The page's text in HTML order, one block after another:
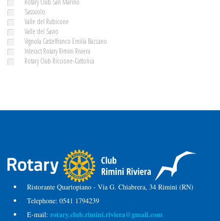
Sassuolo
Valle del Rubicone
Valle del Savio
Vignola Castelfranco Emilia Bazzano
Interact Rotary Rimini Riviera
Rotary Club Riccione-Cattolica
Ristorante Quartopiano - Via G. Chiabrera, 34 Rimini (RN)
Telephone: 0541 1794239
E-mail: rotary.club.rimini.riviera@gmail.com